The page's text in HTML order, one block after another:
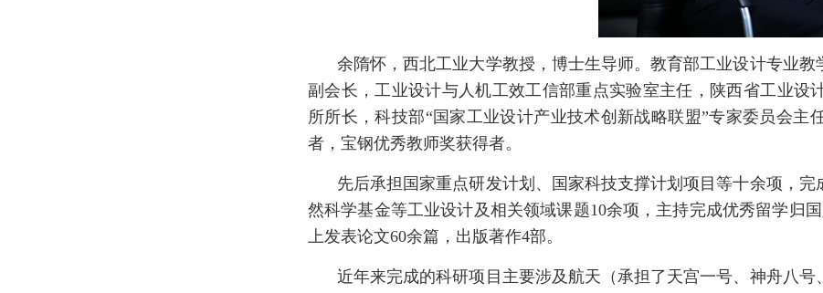
余隋怀，西北工业大学教授，博士生导师。教育部工业设计专业
副会长，工业设计与人机工效工信部重点实验室主任，陕西省工业设
所所长，科技部“国家工业设计产业技术创新战略联盟”专家委员会主
者，宝钢优秀教师奖获得者。
先后承担国家重点研发计划、国家科技支撑计划项目等十余项，
然科学基金等工业设计及相关领域课题10余项，主持完成优秀留学归
上发表论文60余篇，出版著作4部。
近年来完成的科研项目主要涉及航天（承担了天宫一号、神舟八